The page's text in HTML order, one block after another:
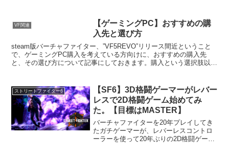
VF関連
【ゲーミングPC】おすすめの購
入先と選び方
steam版バーチャファイター、”VF5REVO”リリース間近ということ
で、ゲーミングPC購入を考えている方向けに、おすすめの購入先
と、その選び方について記事にしておきます。購入という選択肢以外
ストリートファイター6
【SF6】3D格闘ゲーマーがレバー
レスで2D格闘ゲーム始めてみ
た。【目標はMASTER】
バーチャファイターを20年プレイしてき
たガチゲーマーが、レバーレスコントロ
ーラーを使って20年ぶりの2D格闘ゲーム